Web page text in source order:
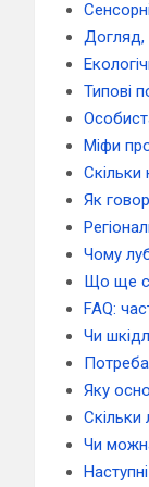
Догляд,
Типові
Міфи
Скільки
Як
Чому
Що ще
FAQ:
Чи
Яку
Скільки
Чи